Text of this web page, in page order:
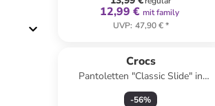
12,99 € mit family
UVP: 47,90 €*
Crocs
Pantoletten "Classic Slide" in
Dunkelblau
-56%